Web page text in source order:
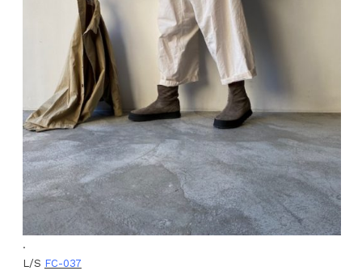
.
L/S FC-037